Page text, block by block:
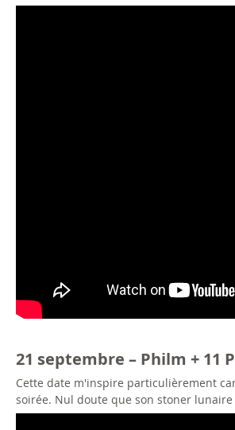
21 septembre – Philm + 11
Cette date m'inspire particulièrement
soirée. Nul doute que son stoner